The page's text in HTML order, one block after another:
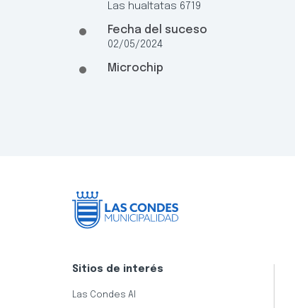
Las hualtatas 6719
Fecha del suceso
02/05/2024
Microchip
Sitios de interés
Las Condes AI